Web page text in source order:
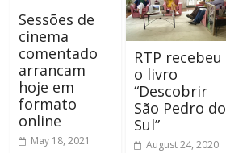
Sessões de
cinema
comentado
arrancam
hoje em
formato
online
May 18, 2021
RTP recebeu
o livro
“Descobrir
São Pedro do
Sul”
August 24, 2020